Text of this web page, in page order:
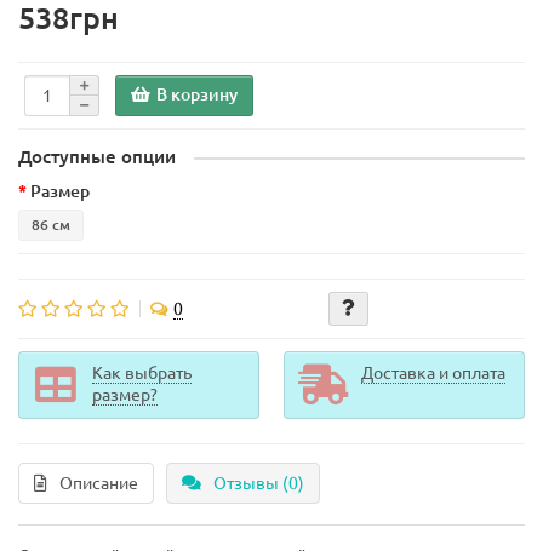
538грн
В корзину
Доступные опции
Размер
86 см
0
Как выбрать
размер?
Доставка и оплата
Описание Отзывы (0)